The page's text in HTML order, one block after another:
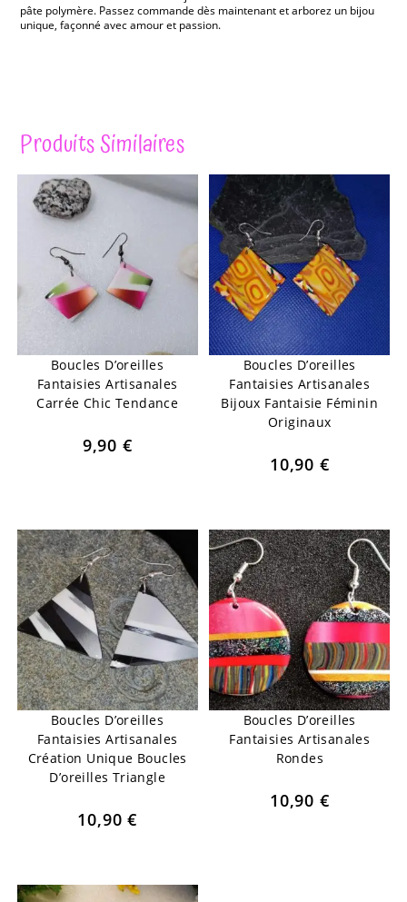
pâte polymère. Passez commande dès maintenant et arborez un bijou
unique, façonné avec amour et passion.
Produits Similaires
Boucles D’oreilles
Fantaisies Artisanales
Carrée Chic Tendance
9,90 €
Boucles D’oreilles
Fantaisies Artisanales
Bijoux Fantaisie Féminin
Originaux
10,90 €
Boucles D’oreilles
Fantaisies Artisanales
Création Unique Boucles
D’oreilles Triangle
10,90€
Boucles D’oreilles
Fantaisies Artisanales
Rondes
10,90 €